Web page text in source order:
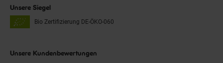
Unsere Siegel
Bio Zertifizierung DE-ÖKO-060
Unsere Kundenbewertungen